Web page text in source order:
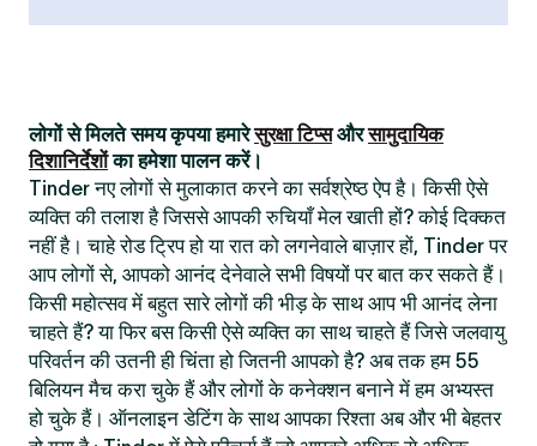
लोगों से मिलते समय कृपया हमारेसुरक्षा टिप्सऔरसामुदायिक
दिशानिर्देशोंका हमेशा पालन करें।
Tinder नए लोगों से मुलाकात करने का सर्वश्रेष्ठ ऐप है। किसी ऐसे
व्यक्ति की तलाश है जिससे आपकी रुचियाँ मेल खाती हों? कोई दिक्कत
नहीं है। चाहे रोड ट्रिप हो या रात को लगनेवाले बाज़ार हों, Tinder पर
आप लोगों से, आपको आनंद देनेवाले सभी विषयों पर बात कर सकते हैं।
किसी महोत्सव में बहुत सारे लोगों की भीड़ के साथ आप भी आनंद लेना
चाहते हैं? या फिर बस किसी ऐसे व्यक्ति का साथ चाहते हैं जिसे जलवायु
परिवर्तन की उतनी ही चिंता हो जितनी आपको है? अब तक हम 55
बिलियन मैच करा चुके हैं और लोगों के कनेक्शन बनाने में हम अभ्यस्त
हो चुके हैं। ऑनलाइन डेटिंग के साथ आपका रिश्ता अब और भी बेहतर